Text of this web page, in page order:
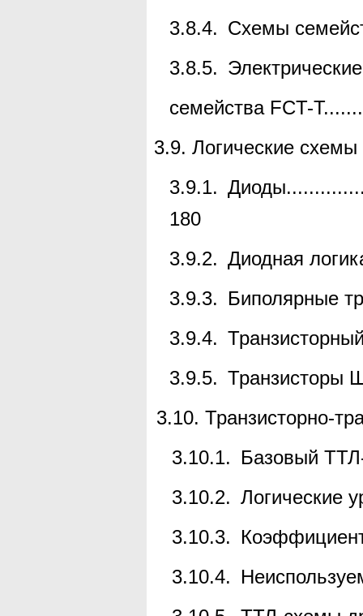
3.8.4. Схемы
3.8.5.
семейства FCT-T
3.9. Логические схемы
3.9.1. Диоды
180
3.9.2. Диодная
3.9.3. Биполярные
3.9.4.
3.9.5. Транзисторы
3.10. Транзисторно-
3.10.1. Базовый
3.10.2. Логические
3.10.3.
3.10.4.